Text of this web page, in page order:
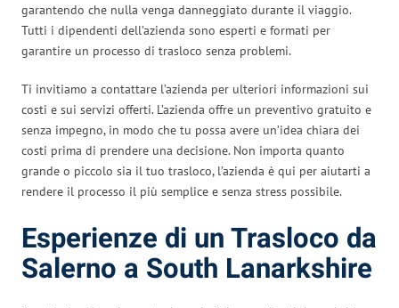
garantendo che nulla venga danneggiato durante il viaggio.
Tutti i dipendenti dell’azienda sono esperti e formati per
garantire un processo di trasloco senza problemi.
Ti invitiamo a contattare l’azienda per ulteriori informazioni sui
costi e sui servizi offerti. L’azienda offre un preventivo gratuito e
senza impegno, in modo che tu possa avere un’idea chiara dei
costi prima di prendere una decisione. Non importa quanto
grande o piccolo sia il tuo trasloco, l’azienda è qui per aiutarti a
rendere il processo il più semplice e senza stress possibile.
Esperienze di un Trasloco da
Salerno a South Lanarkshire